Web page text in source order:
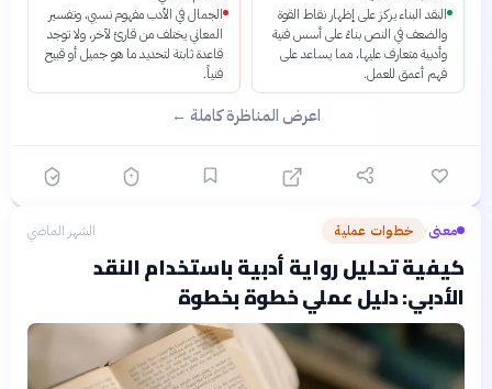
النقد البناء يركز على إظهار نقاط القوة
والضعف في النص بناءً على أسس فنية
وأدبية متعارف عليها، مما يساعد على
فهم أعمق للعمل.
الجمال في الأدب مفهوم نسبي، وتفسير
المعاني يختلف من قارئ لآخر، ولا توجد
قاعدة ثابتة لتحديد ما هو جميل أو قبيح
فنياً.
اعرض المناظرة كاملة ←
معنى› خطوات عملية الشهر الماضي
كيفية تحليل رواية أدبية باستخدام النقد
الأدبي: دليل عملي خطوة بخطوة